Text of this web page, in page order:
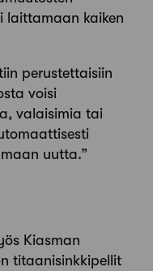
laittamaan kaiken
perustettaisiin
voisi
valaisimia tai
uutta.”
Kiasman
titaanisinkkipellit